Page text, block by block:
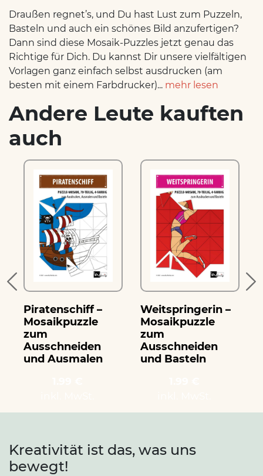
Draußen regnet’s, und Du hast Lust zum Puzzeln,
Basteln und auch ein schönes Bild anzufertigen?
Dann sind diese Mosaik-Puzzles jetzt genau das
Richtige für Dich. Du kannst Dir unsere vielfältigen
Vorlagen ganz einfach selbst ausdrucken (am
besten mit einem Farbdrucker)... mehr lesen
Andere Leute kauften
auch
Piratenschiff –
Mosaikpuzzle
zum
Ausschneiden
und Ausmalen
Weitspringerin –
Mosaikpuzzle
zum
Ausschneiden
und Basteln
Kreativität ist das, was uns
bewegt!